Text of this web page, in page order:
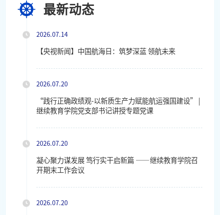
最新动态
2026.07.14
【央视新闻】中国航海日：筑梦深蓝 领航未来
2026.07.20
“践行正确政绩观-以新质生产力赋能航运强国建设” |
继续教育学院党支部书记讲授专题党课
2026.07.20
凝心聚力谋发展 笃行实干启新篇 ——继续教育学院召
开期末工作会议
2026.07.20